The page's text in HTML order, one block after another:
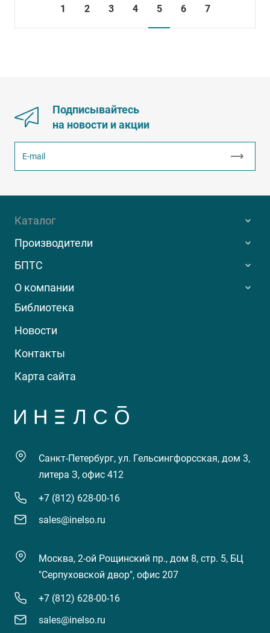
1 2 3 4 5 6 7
Подписывайтесь
на новости и акции
Каталог
Производители
БПТС
О компании
Библиотека
Новости
Контакты
Карта сайта
Санкт-Петербург, ул. Гельсингфорсская, дом 3,
литера З, офис 412
+7 (812) 628-00-16
sales@inelso.ru
Москва, 2-ой Рощинский пр., дом 8, стр. 5, БЦ
"Серпуховской двор", офис 207
+7 (812) 628-00-16
sales@inelso.ru